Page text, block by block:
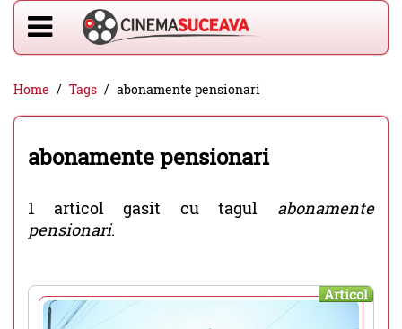
Home Tags abonamente pensionari
abonamente pensionari
1 articol gasit cu tagul abonamente
pensionari.
Articol